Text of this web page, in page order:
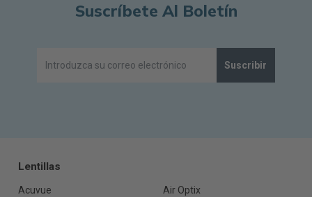
Suscríbete Al Boletín
Suscribir
Lentillas
Acuvue
Air Optix